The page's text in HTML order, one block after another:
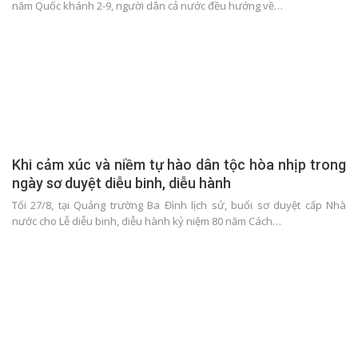
năm Quốc khánh 2-9, người dân cả nước đều hướng về…
Khi cảm xúc và niềm tự hào dân tộc hòa nhịp trong
ngày sơ duyệt diễu binh, diễu hành
Tối 27/8, tại Quảng trường Ba Đình lịch sử, buổi sơ duyệt cấp Nhà
nước cho Lễ diễu binh, diễu hành kỷ niệm 80 năm Cách…